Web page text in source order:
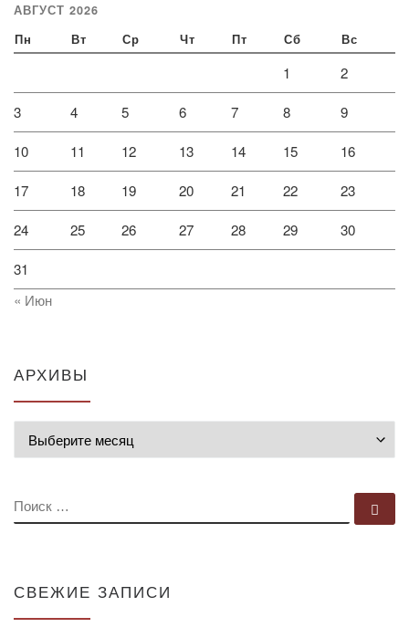
АВГУСТ 2026
Пн Вт Ср Чт Пт Сб Вс
1 2
3 4 5 6 7 8 9
10 11 12 13 14 15 16
17 18 19 20 21 22 23
24 25 26 27 28 29 30
31
« Июн
АРХИВЫ
ПОИСК
СВЕЖИЕ ЗАПИСИ